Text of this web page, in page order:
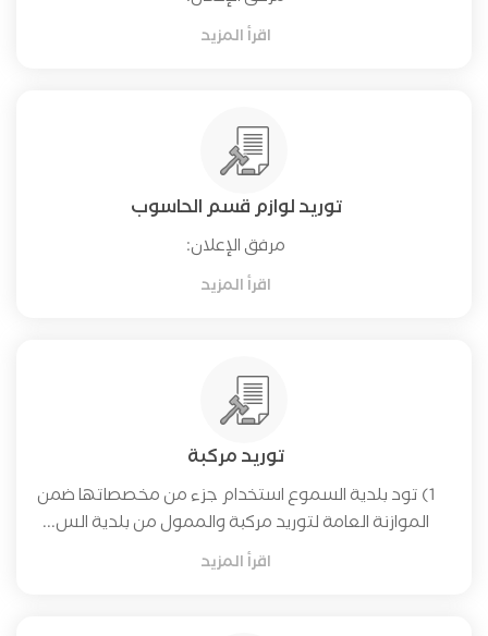
اقرأ المزيد
توريد لوازم قسم الحاسوب
مرفق الإعلان:
اقرأ المزيد
توريد مركبة
1) تود بلدية السموع استخدام جزء من مخصصاتها ضمن
الموازنة العامة لتوريد مركبة والممول من بلدية الس...
اقرأ المزيد